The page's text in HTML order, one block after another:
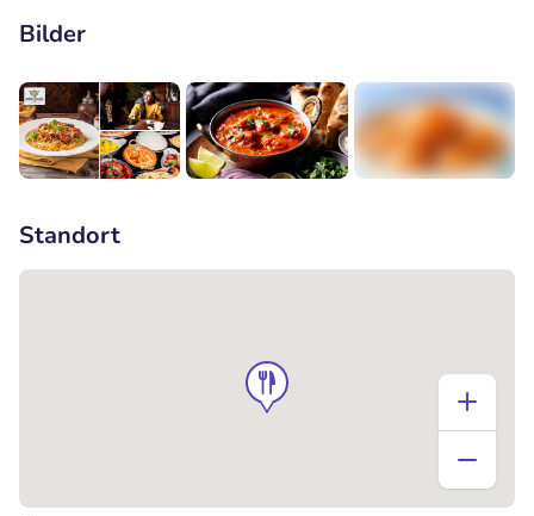
Bilder
Standort